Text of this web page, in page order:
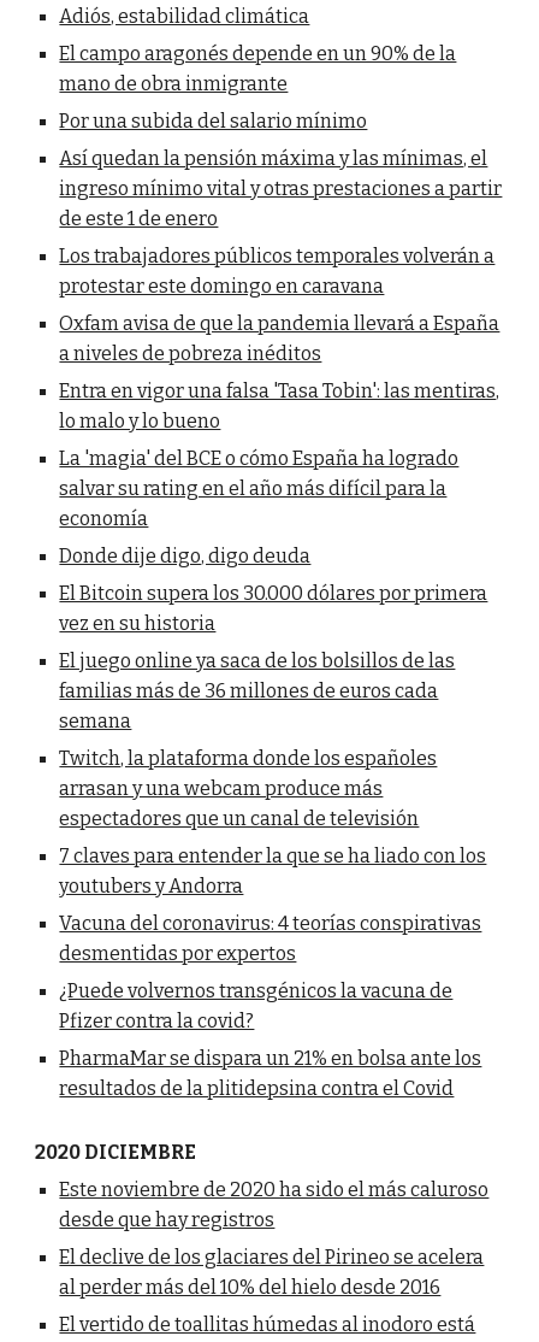
Adiós, estabilidad climática
El campo aragonés depende en un 90% de la
mano de obra inmigrante
Por una subida del salario mínimo
Así quedan la pensión máxima y las mínimas, el
ingreso mínimo vital y otras prestaciones a partir
de este 1 de enero
Los trabajadores públicos temporales volverán a
protestar este domingo en caravana
Oxfam avisa de que la pandemia llevará a España
a niveles de pobreza inéditos
Entra en vigor una falsa 'Tasa Tobin': las mentiras,
lo malo y lo bueno
La 'magia' del BCE o cómo España ha logrado
salvar su rating en el año más difícil para la
economía
Donde dije digo, digo deuda
El Bitcoin supera los 30.000 dólares por primera
vez en su historia
El juego online ya saca de los bolsillos de las
familias más de 36 millones de euros cada
semana
Twitch, la plataforma donde los españoles
arrasan y una webcam produce más
espectadores que un canal de televisión
7 claves para entender la que se ha liado con los
youtubers y Andorra
Vacuna del coronavirus: 4 teorías conspirativas
desmentidas por expertos
¿Puede volvernos transgénicos la vacuna de
Pfizer contra la covid?
PharmaMar se dispara un 21% en bolsa ante los
resultados de la plitidepsina contra el Covid
2020 DICIEMBRE
Este noviembre de 2020 ha sido el más caluroso
desde que hay registros
El declive de los glaciares del Pirineo se acelera
al perder más del 10% del hielo desde 2016
El vertido de toallitas húmedas al inodoro está